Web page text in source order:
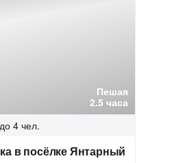
Пешая
2.5 часа
до 4 чел.
в посёлке Янтарный